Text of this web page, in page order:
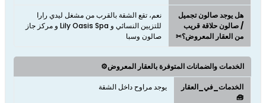
هل يوجد صالون تجميل
/ صالون حلاقة قريب
من العقار المعروض؟✂
نعم، تقع الشقة بالقرب من مشغل ليدي رارا
للتزيين النسائي و Lily Oasis Spa و مركز جاز
صالون وسبا
الخدمات والضمانات المتوفرة بالعقار المعروض⚙️
الخدمات_في_العقار
🧰
يوجد مراوح داخل الشقة